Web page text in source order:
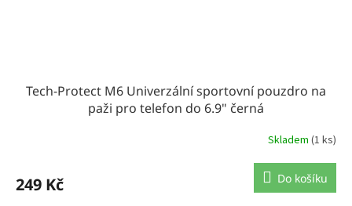
Tech-Protect M6 Univerzální sportovní pouzdro na
paži pro telefon do 6.9" černá
Skladem (1 ks)
249 Kč Do košíku